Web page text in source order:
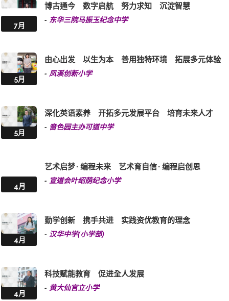
7月
博古通今 数字启航 努力求知 沉淀智慧
- 东华三院马振玉纪念中学
5月
由心出发 以生为本 善用独特环境 拓展多元体验
- 凤溪创新小学
5月
深化英语素养 开拓多元发展平台 培育未来人才
- 啬色园主办可道中学
4月
艺术启梦 · 编程未来 艺术育自信 · 编程启创思
- 宣道会叶绍荫纪念小学
4月
勤学创新 携手共进 实践资优教育的理念
- 汉华中学(小学部)
4月
科技赋能教育 促进全人发展
- 黄大仙官立小学